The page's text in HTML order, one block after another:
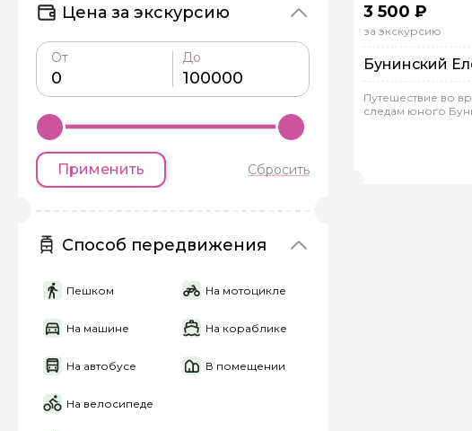
Цена за экскурсию
От До
Применить Сбросить
Способ передвижения
Пешком На мотоцикле
На машине На кораблике
На автобусе В помещении
На велосипеде
3 500 ₽
за экскурсию
Бунинский
Путешествие во
следам юного
Пешком
Задайте свой
Вопросы и комментарии